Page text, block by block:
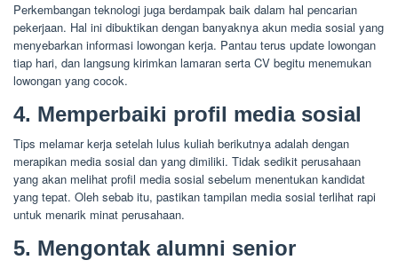
Perkembangan teknologi juga berdampak baik dalam hal pencarian
pekerjaan. Hal ini dibuktikan dengan banyaknya akun media sosial yang
menyebarkan informasi lowongan kerja. Pantau terus update lowongan
tiap hari, dan langsung kirimkan lamaran serta CV begitu menemukan
lowongan yang cocok.
4. Memperbaiki profil media sosial
Tips melamar kerja setelah lulus kuliah berikutnya adalah dengan
merapikan media sosial dan yang dimiliki. Tidak sedikit perusahaan
yang akan melihat profil media sosial sebelum menentukan kandidat
yang tepat. Oleh sebab itu, pastikan tampilan media sosial terlihat rapi
untuk menarik minat perusahaan.
5. Mengontak alumni senior